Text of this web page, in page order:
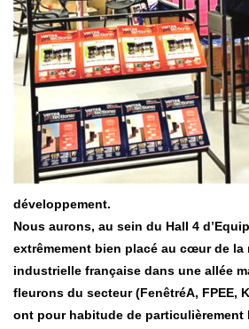
développement.
Nous aurons, au sein du Hall 4
extrêmement bien placé au cœur de la
industrielle française dans une allée
fleurons du secteur (FenêtréA, FPEE,
ont pour habitude de particulièrement